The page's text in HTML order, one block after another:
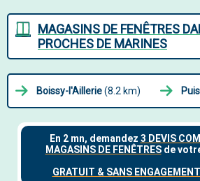
MAGASINS DE FENÊTRES
PROCHES DE MARINES
Boissy-l'Aillerie(8.2 km)